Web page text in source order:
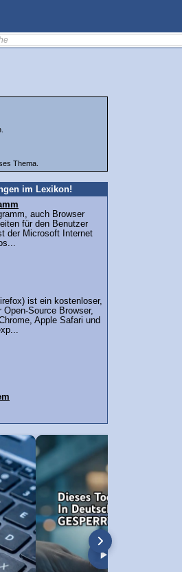
Thema.
im Lexikon!
auch Browser
für den Benutzer
der Microsoft Internet
ist ein kostenloser,
Source Browser,
Apple Safari und